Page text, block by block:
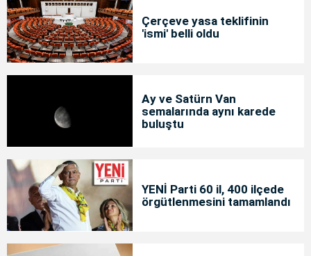
Çerçeve yasa teklifinin
'ismi' belli oldu
Ay ve Satürn Van
semalarında aynı karede
buluştu
YENİ Parti 60 il, 400 ilçede
örgütlenmesini tamamlandı